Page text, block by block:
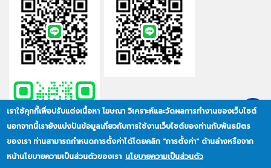
เราใช้คุกกี้เพื่อปรับแต่งเนื้อหา โฆษณา วิเคราะห์และวัดผลการทำงานของเว็บไซต์
นอกจากนี้เรายังแบ่งปันข้อมูลเกี่ยวกับการใช้งานเว็บไซต์ของท่านกับพันธมิตร
ของเรา ท่านสามารถกำหนดการตั้งค่าได้โดยคลิก "การตั้งค่า" ด้านล่างหรือจาก
หน้านโยบายความเป็นส่วนตัวของเรา นโยบายความเป็นส่วนตัว